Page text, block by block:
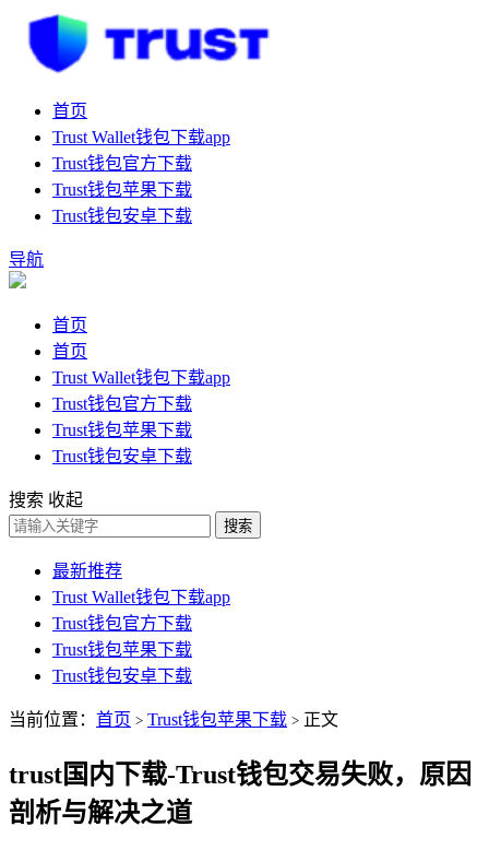
首页
Trust Wallet钱包下载app
Trust钱包官方下载
Trust钱包苹果下载
Trust钱包安卓下载
导航
首页
首页
Trust Wallet钱包下载app
Trust钱包官方下载
Trust钱包苹果下载
Trust钱包安卓下载
搜索 收起
搜索
最新推荐
Trust Wallet钱包下载app
Trust钱包官方下载
Trust钱包苹果下载
Trust钱包安卓下载
当前位置： 首页 > Trust钱包苹果下载 > 正文
trust国内下载-Trust钱包交易失败，原因
剖析与解决之道